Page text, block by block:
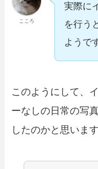
こころ
実際に
を行う
ようで
このようにして、
ーなしの日常の写
したのかと思います